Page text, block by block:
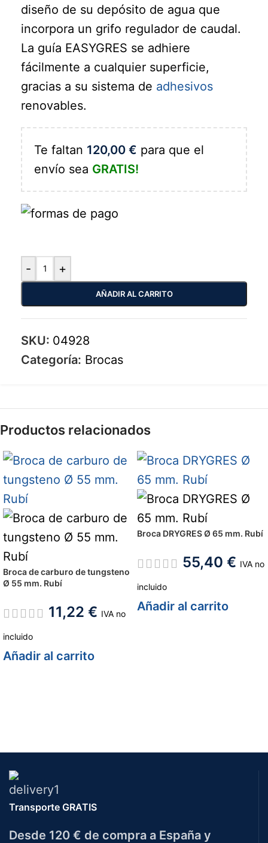
diseño de su depósito de agua que
incorpora un grifo regulador de caudal.
La guía EASYGRES se adhiere
fácilmente a cualquier superficie,
gracias a su sistema de adhesivos
renovables.
Te faltan 120,00 € para que el
envío sea GRATIS!
- +
AÑADIR AL CARRITO
SKU: 04928
Categoría: Brocas
Productos relacionados
Broca de carburo de tungsteno
Ø 55 mm. Rubí
11,22 € IVA no
incluido
Añadir al carrito
Broca DRYGRES Ø 65 mm. Rubí
55,40 € IVA no
incluido
Añadir al carrito
Transporte GRATIS
Desde 120 € de compra a España y